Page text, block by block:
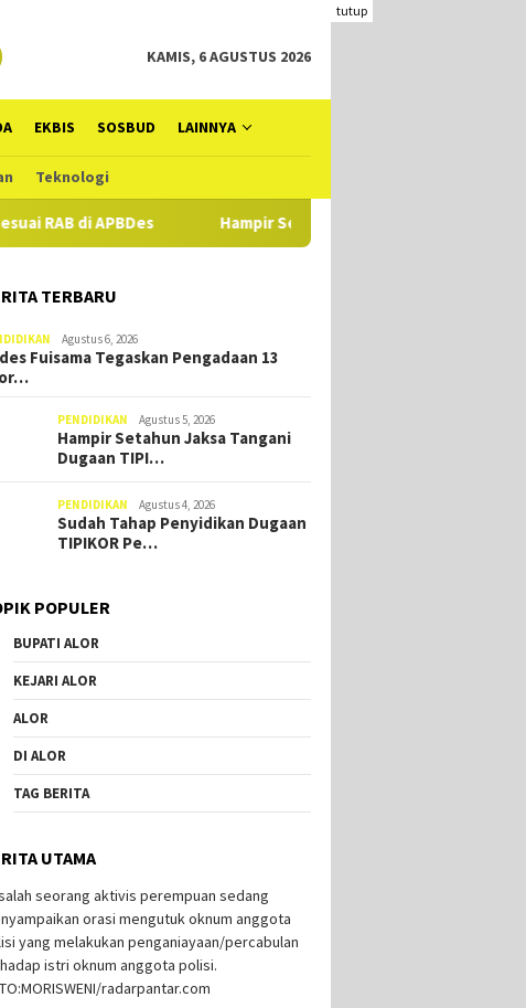
tutup
KAMIS, 6 AGUSTUS 2026
EKBIS SOSBUD LAINNYA
Teknologi
Hampir Setahun Jaksa Tangani Dugaan TIPIKOR
TERBARU
Agustus 6, 2026
Fuisama Tegaskan Pengadaan 13
PENDIDIKAN Agustus 5, 2026
Hampir Setahun Jaksa Tangani
Dugaan TIPI…
PENDIDIKAN Agustus 4, 2026
Sudah Tahap Penyidikan Dugaan
TIPIKOR Pe…
POPULER
BUPATI ALOR
KEJARI ALOR
ALOR
DI ALOR
TAG BERITA
UTAMA